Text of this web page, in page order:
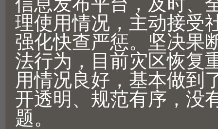
理使用情况，主动接受
强化快查严惩。坚决果
法行为，目前灾区恢复
用情况良好，基本做到
开透明、规范有序，没
题。